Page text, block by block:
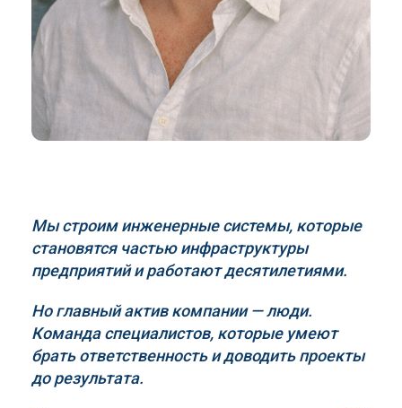
Мы строим инженерные системы, которые
становятся частью инфраструктуры
предприятий и работают десятилетиями.
Но главный актив компании — люди.
Команда специалистов, которые умеют
брать ответственность и доводить проекты
до результата.